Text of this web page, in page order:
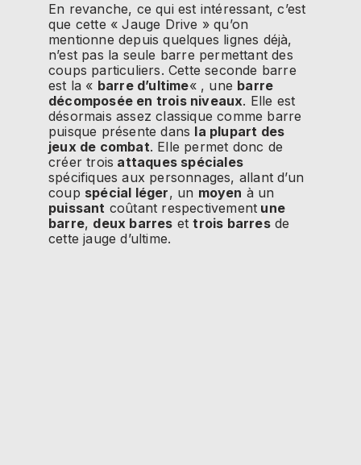
En revanche, ce qui est intéressant, c’est
que cette « Jauge Drive » qu’on
mentionne depuis quelques lignes déjà,
n’est pas la seule barre permettant des
coups particuliers. Cette seconde barre
est la « barre d’ultime« , une barre
décomposée en trois niveaux. Elle est
désormais assez classique comme barre
puisque présente dans la plupart des
jeux de combat. Elle permet donc de
créer trois attaques spéciales
spécifiques aux personnages, allant d’un
coup spécial léger, un moyen à un
puissant coûtant respectivement une
barre, deux barres ettrois barresde
cette jauge d’ultime.